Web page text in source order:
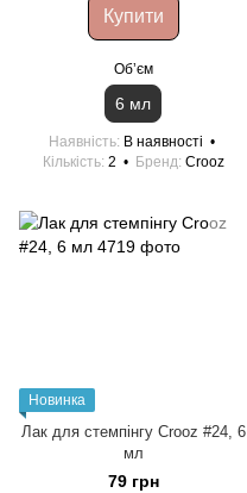
Купити
Обʼєм
6 мл
Наявність В наявності
Кількість 2 Бренд Crooz
Новинка
Лак для стемпінгу Crooz #24, 6
мл
79 грн